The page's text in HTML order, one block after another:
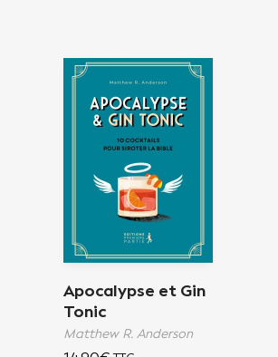
Apocalypse et Gin
Tonic
Matthew R. Anderson